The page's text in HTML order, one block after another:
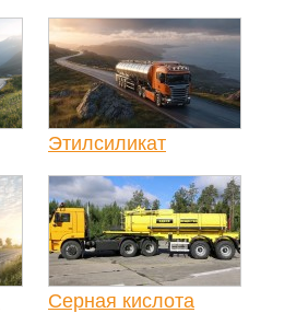
Этилсиликат
Серная кислота